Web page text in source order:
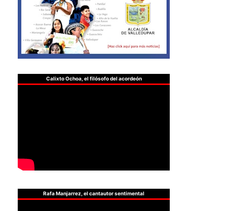
Calixto Ochoa, el filósofo del acordeón
Rafa Manjarrez, el cantautor sentimental